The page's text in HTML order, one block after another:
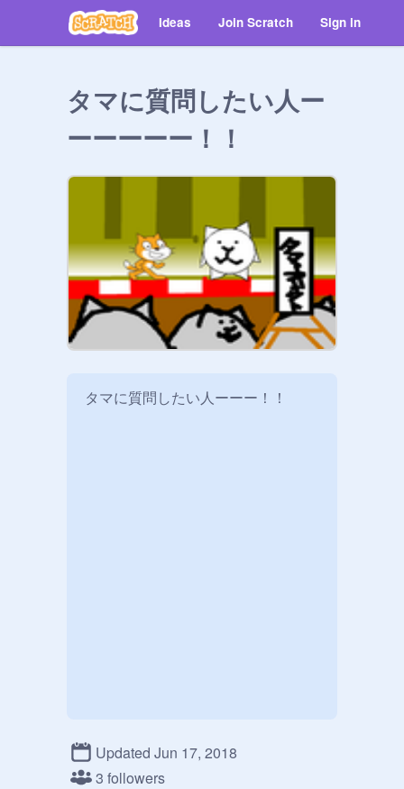
Ideas Join Scratch Sign in
タマに質問したい人ー
ーーーーー！！
タマに質問したい人ーーー！！
Updated Jun 17, 2018
3 followers